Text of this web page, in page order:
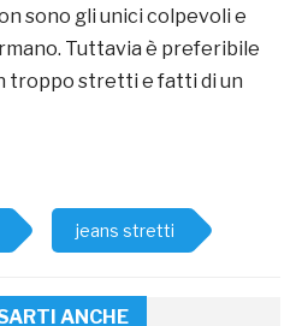
sono gli unici colpevoli e
Tuttavia è preferibile
troppo stretti e fatti di un
jeans stretti
ANCHE